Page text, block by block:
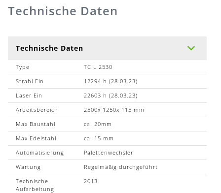
Technische Daten
Technische Daten
Type
TC L 2530
Strahl Ein
12294 h (28.03.23)
Laser Ein
22603 h (28.03.23)
Arbeitsbereich
2500x 1250x 115 mm
Max Baustahl
ca. 20mm
Max Edelstahl
ca. 15 mm
Automatisierung
Palettenwechsler
Wartung
Regelmäßig durchgeführt
Technische
Aufarbeitung
2013